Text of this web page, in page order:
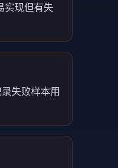
实现但有失
失败样本用